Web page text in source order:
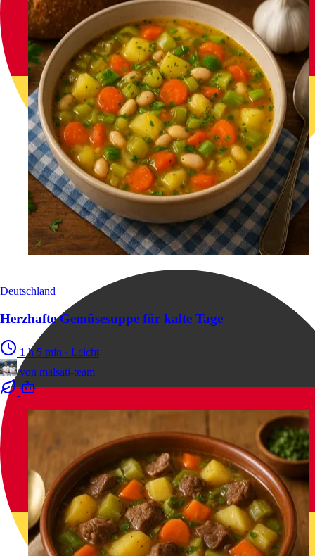
Deutschland
Herzhafte Gemüsesuppe für kalte Tage
1 h 5 min · Leicht
von malsati-team